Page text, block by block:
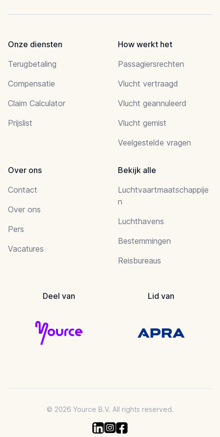
Onze diensten
Terugbetaling
Compensatie
Claim Calculator
Prijslist
How werkt het
Passagiersrechten
Vlucht vertraagd
Vlucht geannuleerd
Vlucht gemist
Veelgestelde vragen
Over ons
Contact
Over ons
Pers
Vacatures
Bekijk alle
Luchtvaartmaatschappije
n
Luchthavens
Bestemmingen
Reisbureaus
Deel van Lid van
© 2026 Yource B.V. All rights reserved.